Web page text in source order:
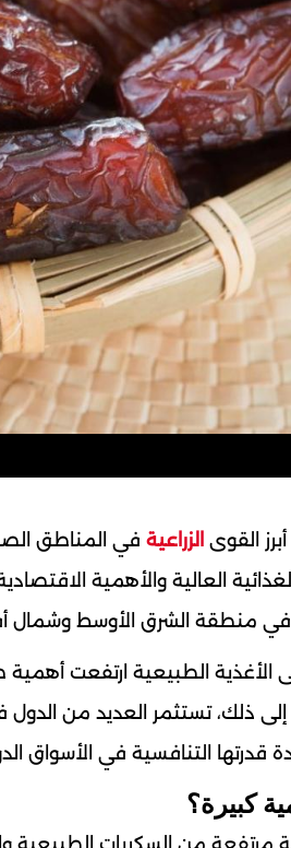
القوى الزراعية في المناطق
العالية والأهمية
في منطقة الشرق الأوسط وشمال
الأغذية الطبيعية ارتفعت أهمية
إلى ذلك، تستثمر العديد من
قدرتها التنافسية في الأسواق
كبيرة؟
مرتفعة من السكريات الطبيعية